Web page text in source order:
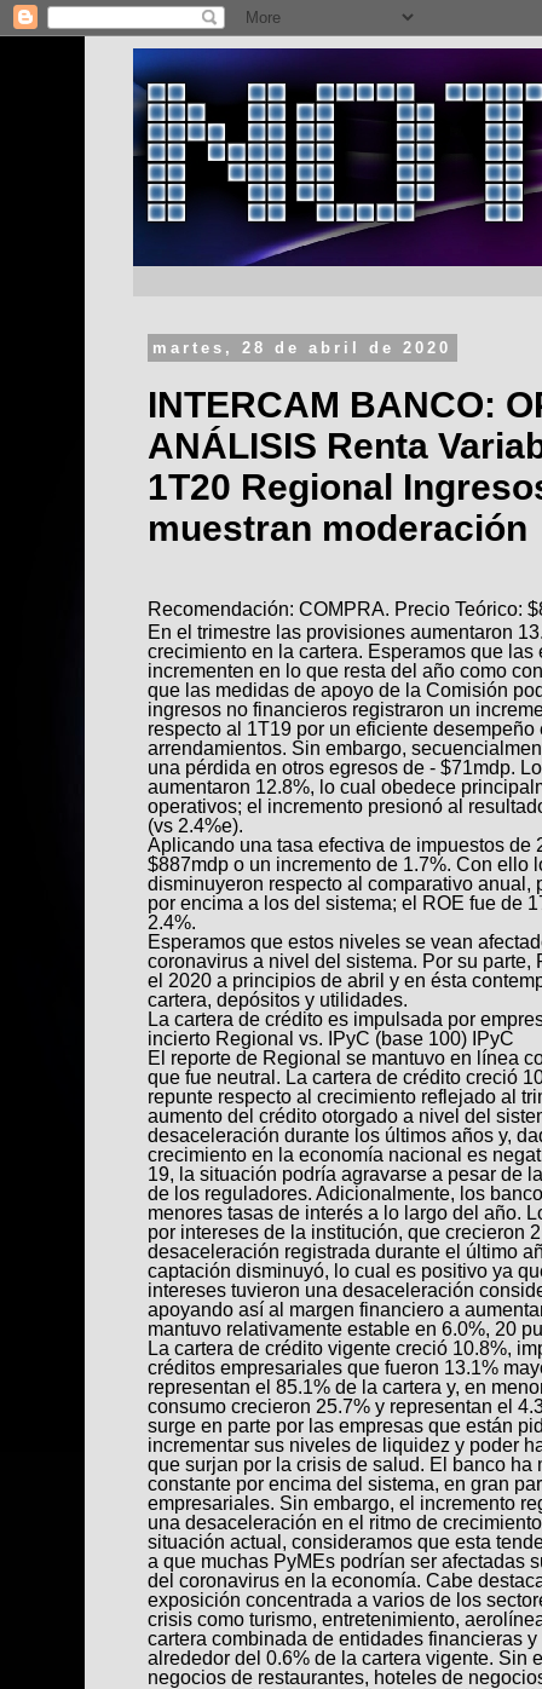
martes, 28 de abril de 2020
INTERCAM BANCO:
ANÁLISIS Renta
1T20 Regional
muestran moderación
Recomendación: COMPRA. Precio Teórico:
En el trimestre las provisiones aumentaron
crecimiento en la cartera. Esperamos que
incrementen en lo que resta del año como
que las medidas de apoyo de la Comisión
ingresos no financieros registraron un
respecto al 1T19 por un eficiente
arrendamientos. Sin embargo,
una pérdida en otros egresos de - $71mdp.
aumentaron 12.8%, lo cual obedece
operativos; el incremento presionó al
(vs 2.4%e).
Aplicando una tasa efectiva de impuestos de
$887mdp o un incremento de 1.7%. Con ello
disminuyeron respecto al comparativo anual,
por encima a los del sistema; el ROE fue de
2.4%.
Esperamos que estos niveles se vean
coronavirus a nivel del sistema. Por su
el 2020 a principios de abril y en ésta
cartera, depósitos y utilidades.
La cartera de crédito es impulsada por
incierto Regional vs. IPyC (base 100) IPyC
El reporte de Regional se mantuvo en línea
que fue neutral. La cartera de crédito creció
repunte respecto al crecimiento reflejado al
aumento del crédito otorgado a nivel del
desaceleración durante los últimos años y,
crecimiento en la economía nacional es
19, la situación podría agravarse a pesar de
de los reguladores. Adicionalmente, los
menores tasas de interés a lo largo del año.
por intereses de la institución, que crecieron
desaceleración registrada durante el último
captación disminuyó, lo cual es positivo ya
intereses tuvieron una desaceleración
apoyando así al margen financiero a
mantuvo relativamente estable en 6.0%, 20
La cartera de crédito vigente creció 10.8%,
créditos empresariales que fueron 13.1%
representan el 85.1% de la cartera y, en
consumo crecieron 25.7% y representan el
surge en parte por las empresas que están
incrementar sus niveles de liquidez y poder
que surjan por la crisis de salud. El banco ha
constante por encima del sistema, en gran
empresariales. Sin embargo, el incremento
una desaceleración en el ritmo de
situación actual, consideramos que esta
a que muchas PyMEs podrían ser afectadas
del coronavirus en la economía. Cabe
exposición concentrada a varios de los
crisis como turismo, entretenimiento,
cartera combinada de entidades financieras
alrededor del 0.6% de la cartera vigente. Sin
negocios de restaurantes, hoteles de